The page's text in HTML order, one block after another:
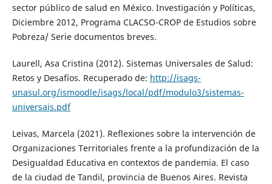
sector público de salud en México. Investigación y Políticas,
Diciembre 2012, Programa CLACSO-CROP de Estudios sobre
Pobreza/ Serie documentos breves.
Laurell, Asa Cristina (2012). Sistemas Universales de Salud:
Retos y Desafíos. Recuperado de: http://isags-
unasul.org/ismoodle/isags/local/pdf/modulo3/sistemas-
universais.pdf
Leivas, Marcela (2021). Reflexiones sobre la intervención de
Organizaciones Territoriales frente a la profundización de la
Desigualdad Educativa en contextos de pandemia. El caso
de la ciudad de Tandil, provincia de Buenos Aires. Revista